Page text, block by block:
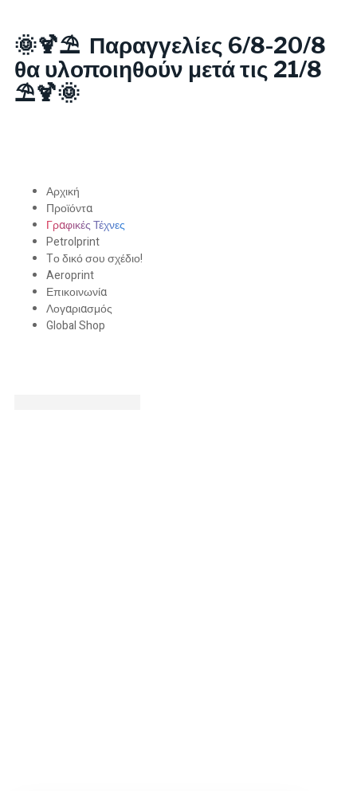
🌞🍹⛱️ Παραγγελίες 6/8-20/8
θα υλοποιηθούν μετά τις 21/8
⛱️🍹🌞
Αρχική
Προϊόντα
Γραφικές Τέχνες
Petrolprint
Tο δικό σου σχέδιο!
Aeroprint
Επικοινωνία
Λογαριασμός
Global Shop